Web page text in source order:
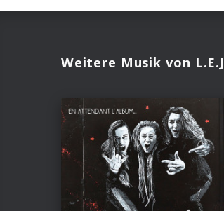
Weitere Musik von L.E.J